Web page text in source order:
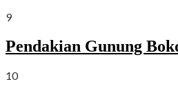
9
Pendakian Gunung
10